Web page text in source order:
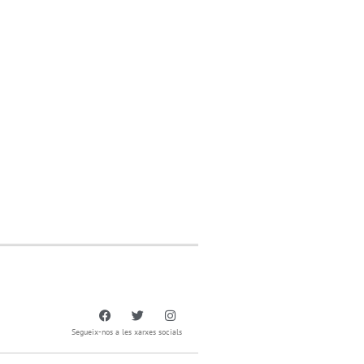
Segueix-nos a les xarxes socials